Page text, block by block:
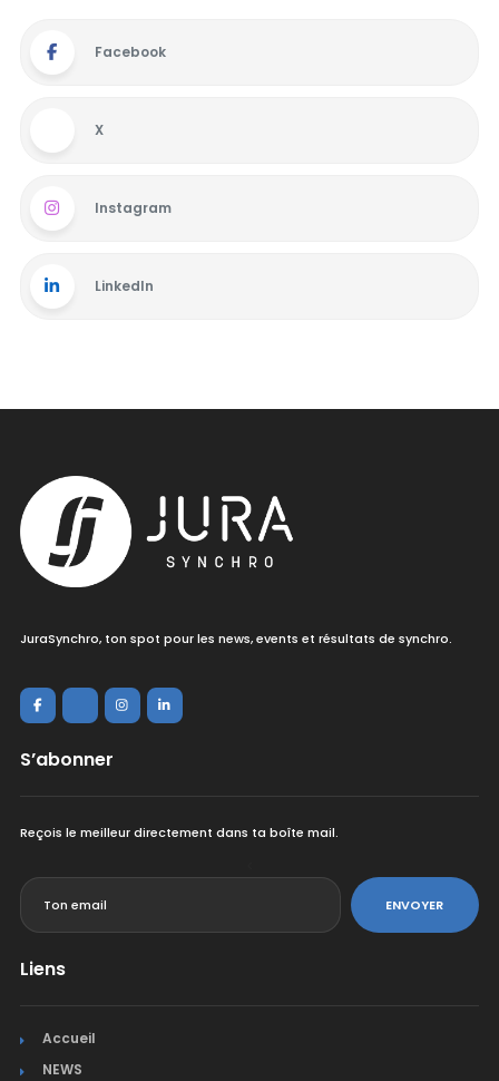
Facebook
X
Instagram
LinkedIn
JuraSynchro, ton spot pour les news, events et résultats de synchro.
S’abonner
Reçois le meilleur directement dans ta boîte mail.
ENVOYER
Liens
Accueil
NEWS